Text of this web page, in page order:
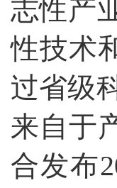
志性产
性技术
过省级
来自于
合发布